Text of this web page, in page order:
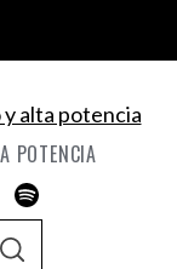
POTENCIA
S